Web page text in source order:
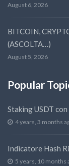
August 6, 2026
BITCOIN,
(ASCOLTA…)
August 5, 2026
Popular
Staking USDT
4 years, 3 months
Indicatore Hash
5 years, 10 months